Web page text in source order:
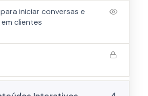
iniciar conversas e
clientes